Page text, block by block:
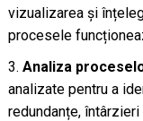
vizualizarea și
procesele
Analiza
analizate pentru a
redundanțe,